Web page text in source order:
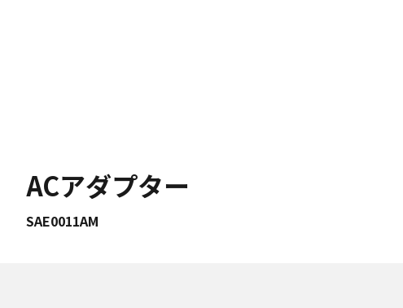
ACアダプター
SAE0011AM